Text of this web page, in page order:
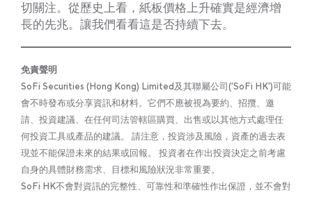
切關注。從歷史上看，紙板價格上升確實是經濟增
長的先兆。讓我們看看這是否持續下去。
免責聲明
SoFi Securities (Hong Kong) Limited及其聯屬公司(‘SoFi HK’)可能
會不時發布或分享資訊和材料。它們不應被視為要約、招攬、邀
請、投資建議、在任何司法管轄區購買、出售或以其他方式處理任
何投資工具或產品的建議。 請注意，投資涉及風險，資產的過去表
現並不能保證未來的結果或回報。 投資者在作出投資決定之前考慮
自身的具體財務需求、目標和風險狀況非常重要。
SoFi HK不會對資訊的完整性、可靠性和準確性作出保證，並不會對